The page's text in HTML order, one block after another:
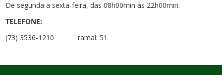
De segunda a sexta-feira, das 08h00min às 22h00min.
TELEFONE:
(73) 3536-1210 ramal: 51